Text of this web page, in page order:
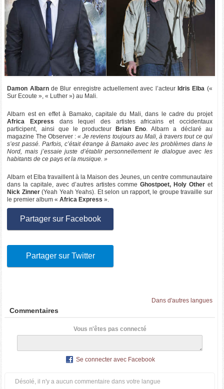
Damon Albarnde Blur enregistre actuellement avec l’acteurIdris Elba («
Sur Ecoute », « Luther ») au Mali.
Albarn est en effet à Bamako, capitale du Mali, dans le cadre du projet
Africa Express dans lequel des artistes africains et occidentaux
participent, ainsi que le producteur
Brian Eno. Albarn a déclaré au
magazine The Observer :« Je reviens toujours au Mali, à travers tout ce qui
s’est passé. Parfois, c’était étrange à Bamako avec les problèmes dans le
Nord, mais j’essaie juste d’établir personnellement le dialogue avec les
habitants de ce pays et la musique. »
Albarn et Elba travaillent à la Maison des Jeunes, un centre communautaire
dans la capitale, avec d’autres artistes commeGhostpoet, Holy Otheret
Nick Zinner(Yeah Yeah Yeahs). Et selon un rapport, le groupe travaille sur
le premier album « Africa Express ».
Partager sur Facebook
Partager sur Twitter
Dans d'autres langues
Commentaires
Vous n'êtes pas connecté
Se connecter avec Facebook
Désolé, il n'y a aucun commentaire dans votre langue